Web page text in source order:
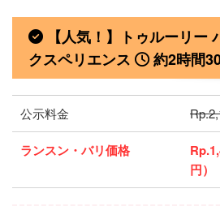
【人気！】トゥルーリー
クスペリエンス
約2時間
公示料金
ランスン・バリ価格
円）